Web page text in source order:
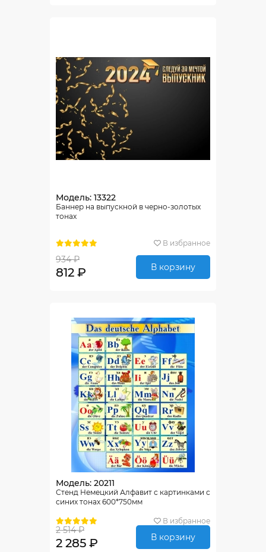
Модель: 13322
Баннер на выпускной в черно-золотых
тонах
В избранное
934 ₽
812 ₽ В корзину
Модель: 20211
Стенд Немецкий Алфавит с картинками с
синих тонах 600*750мм
В избранное
2 514 ₽
2 285 ₽ В корзину